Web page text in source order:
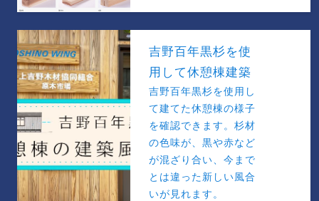
吉野百年黒杉を使
用して休憩棟建築
吉野百年黒杉を使用し
て建てた休憩棟の様子
を確認できます。杉材
の色味が、黒や赤など
が混ざり合い、今まで
とは違った新しい風合
いが見れます。